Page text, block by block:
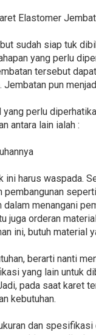
Elastomer
sudah siap tuk
yang perlu
tersebut
Jembatan pun
yang perlu
antara lain ialah :
ini harus waspada.
pembangunan
dalam menangani
juga orderan
ini, butuh material
berarti nanti
yang lain untuk
pada saat karet
kebutuhan.
dan